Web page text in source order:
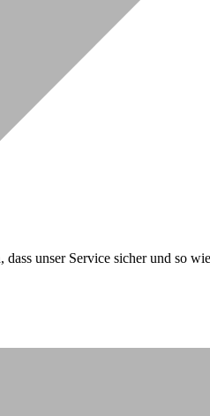
unser Service sicher und so